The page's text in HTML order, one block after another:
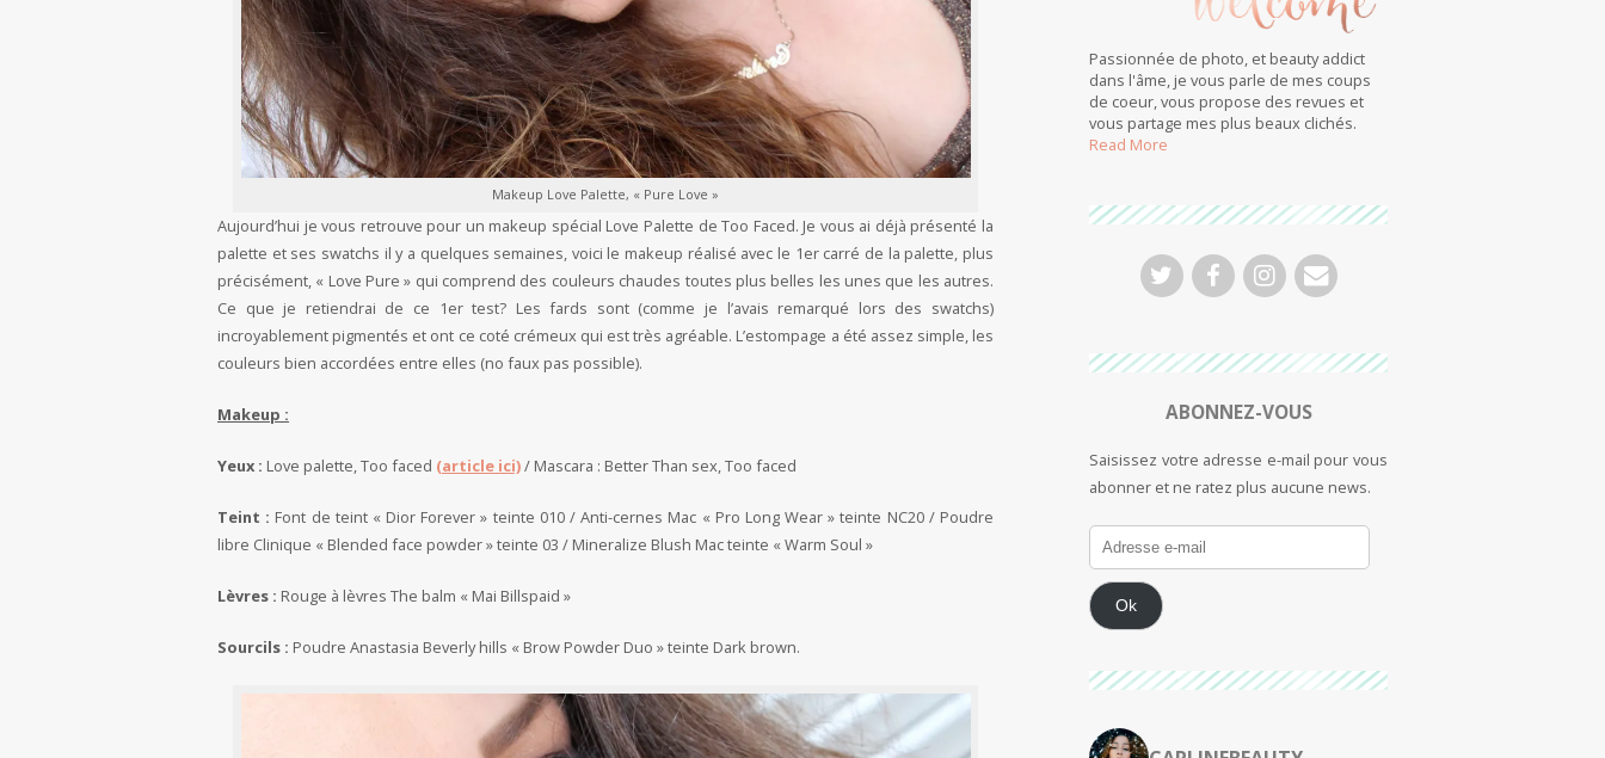
Makeup Love Palette, « Pure Love »
Aujourd’hui je vous retrouve pour un makeup spécial Love Palette de Too Faced. Je vous ai déjà présenté la
palette et ses swatchs il y a quelques semaines, voici le makeup réalisé avec le 1er carré de la palette, plus
précisément, « Love Pure » qui comprend des couleurs chaudes toutes plus belles les unes que les autres.
Ce que je retiendrai de ce 1er test? Les fards sont (comme je l’avais remarqué lors des swatchs)
incroyablement pigmentés et ont ce coté crémeux qui est très agréable. L’estompage a été assez simple, les
couleurs bien accordées entre elles (no faux pas possible).
Makeup :
Yeux : Love palette, Too faced (article ici)/ Mascara : Better Than sex, Too faced
Teint : Font de teint « Dior Forever » teinte 010 / Anti-cernes Mac « Pro Long Wear » teinte NC20 / Poudre
libre Clinique « Blended face powder » teinte 03 / Mineralize Blush Mac teinte « Warm Soul »
Lèvres : Rouge à lèvres The balm « Mai Billspaid »
Sourcils : Poudre Anastasia Beverly hills « Brow Powder Duo » teinte Dark brown.
Passionnée de photo, et beauty addict
dans l'âme, je vous parle de mes coups
de coeur, vous propose des revues et
vous partage mes plus beaux clichés.
Read More
ABONNEZ-VOUS
Saisissez votre adresse e-mail pour vous
abonner et ne ratez plus aucune news.
Ok